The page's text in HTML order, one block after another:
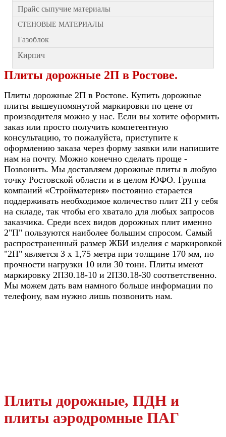
Прайс сыпучие материалы
СТЕНОВЫЕ МАТЕРИАЛЫ
Газоблок
Кирпич
Плиты дорожные 2П в Ростове.
Плиты дорожные 2П в Ростове. Купить дорожные
плиты вышеупомянутой маркировки по цене от
производителя можно у нас. Если вы хотите оформить
заказ или просто получить компетентную
консультацию, то пожалуйста, приступите к
оформлению заказа через форму заявки или напишите
нам на почту. Можно конечно сделать проще -
Позвонить. Мы доставляем дорожные плиты в любую
точку Ростовской области и в целом ЮФО. Группа
компаний «Стройматерия» постоянно старается
поддерживать необходимое количество плит 2П у себя
на складе, так чтобы его хватало для любых запросов
заказчика. Среди всех видов дорожных плит именно
2"П" пользуются наиболее большим спросом. Самый
распространенный размер ЖБИ изделия с маркировкой
"2П" является 3 х 1,75 метра при толщине 170 мм, по
прочности нагрузки 10 или 30 тонн. Плиты имеют
маркировку 2П30.18-10 и 2П30.18-30 соответственно.
Мы можем дать вам намного больше информации по
телефону, вам нужно лишь позвонить нам.
Плиты дорожные, ПДН и
плиты аэродромные ПАГ